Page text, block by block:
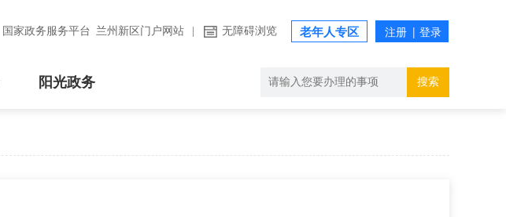
国家政务服务平台 兰州新区门户网站 无障碍浏览 老年人专区
阳光政务 搜索